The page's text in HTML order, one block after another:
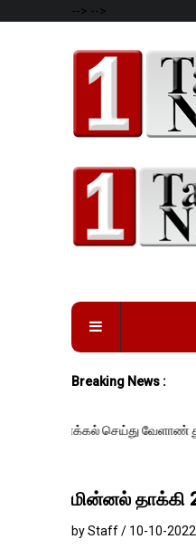
--> -->
Breaking News :
செய்து வேளாண் துறை
மின்னல் தாக்கி 2
by Staff / 10-10-